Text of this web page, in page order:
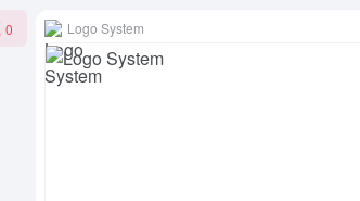
0 Logo System